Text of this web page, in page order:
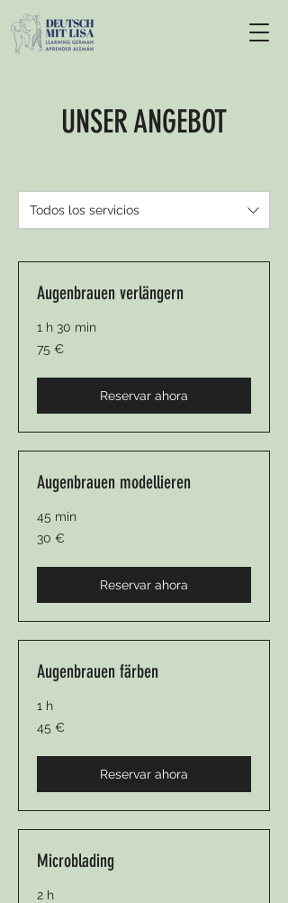
UNSER ANGEBOT
Todos los servicios
Augenbrauen verlängern
1 h 30 min
euros
75 €
Reservar ahora
Augenbrauen modellieren
45 min
euros
30 €
Reservar ahora
Augenbrauen färben
1 h
euros
45 €
Reservar ahora
Microblading
2 h